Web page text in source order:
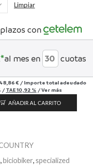
Limpiar
con
al mes en cuotas
€ / Importe total adeudado
/ TAE10,92 % /Ver más
AÑADIR AL CARRITO
biciobiker specialized